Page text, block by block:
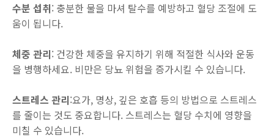
수분 섭취: 충분한 물을 마셔 탈수를 예방하고 혈당 조절에 도
움이 됩니다.
체중 관리: 건강한 체중을 유지하기 위해 적절한 식사와 운동
을 병행하세요. 비만은 당뇨 위험을 증가시킬 수 있습니다.
스트레스 관리:요가, 명상, 깊은 호흡 등의 방법으로 스트레스
를 줄이는 것도 중요합니다. 스트레스는 혈당 수치에 영향을
미칠 수 있습니다.